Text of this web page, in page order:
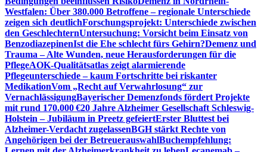
Westfalen: Über 380.000 Betroffene – regionale Unterschiede
zeigen sich deutlichForschungsprojekt: Unterschiede zwischen
den GeschlechternUntersuchung: Vorsicht beim Einsatz von
BenzodiazepinenIst die Ehe schlecht fürs Gehirn?Demenz und
Trauma – Alte Wunden, neue Herausforderungen für die
PflegeAOK-Qualitätsatlas zeigt alarmierende
Pflegeunterschiede – kaum Fortschritte bei riskanter
MedikationVom „Recht auf Verwahrlosung“ zur
VernachlässigungBayerischer Demenzfonds fördert Projekte
mit rund 170.000 €20 Jahre Alzheimer Gesellschaft Schleswig-
Holstein – Jubiläum in Preetz gefeiertErster Bluttest bei
Alzheimer-Verdacht zugelassenBGH stärkt Rechte von
Angehörigen bei der BetreuerauswahlBuchempfehlung: